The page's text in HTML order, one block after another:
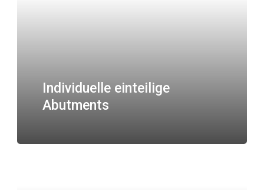
Individuelle einteilige
Abutments